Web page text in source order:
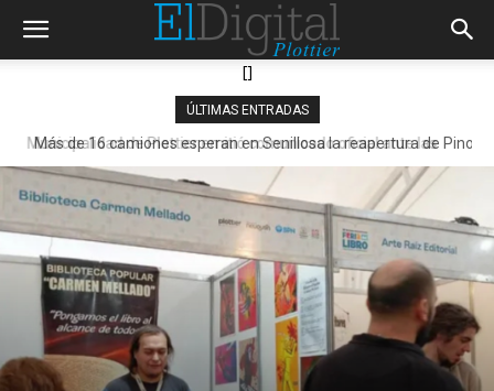
[]
ÚLTIMAS ENTRADAS
Más de 16 camiones esperan en Senillosa la reapertura de Pino